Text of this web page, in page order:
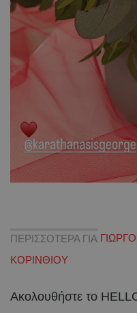
ΠΕΡΙΣΣΟΤΕΡΑ ΓΙΑ
ΚΟΡΙΝΘΙΟΥ
Ακολουθήστε το